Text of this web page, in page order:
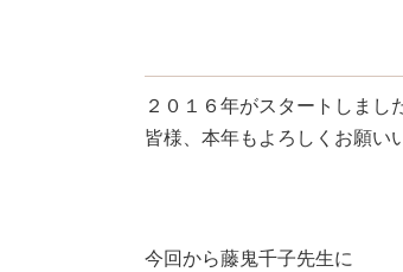
２０１６年がスタートしま
皆様、本年もよろしくお願い
今回から藤鬼千子先生に